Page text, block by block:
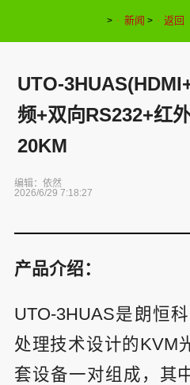
> 新闻 > 返回
UTO-
频+双向RS232+红
20KM
编辑：依然
2026/6/29 7:18:27
产品介绍：
UTO-3HUAS是朗恒
处理技术设计的KVM
套设备一对组成，其